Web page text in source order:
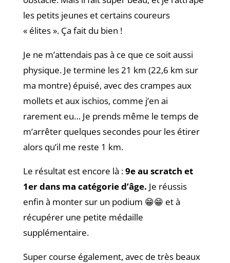
les petits jeunes et certains coureurs
« élites ». Ça fait du bien !
Je ne m’attendais pas à ce que ce soit aussi
physique. Je termine les 21 km (22,6 km sur
ma montre) épuisé, avec des crampes aux
mollets et aux ischios, comme j’en ai
rarement eu… Je prends même le temps de
m’arrêter quelques secondes pour les étirer
alors qu’il me reste 1 km.
Le résultat est encore là :9e au scratch et
1er dans ma catégorie d’âge. Je réussis
enfin à monter sur un podium 😁😁 et à
récupérer une petite médaille
supplémentaire.
Super course également, avec de très beaux